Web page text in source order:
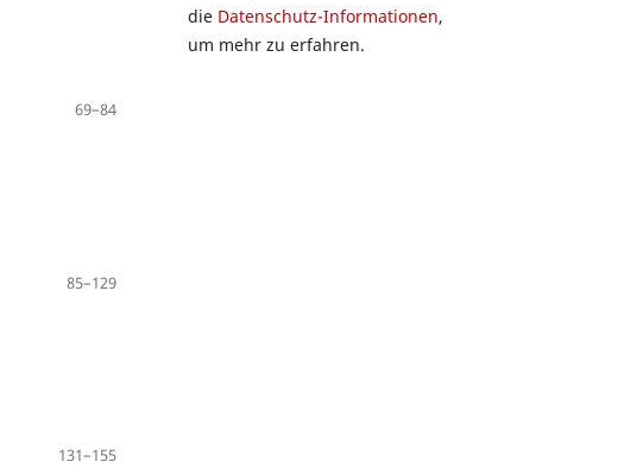
69–84
85–129
131–155
die Datenschutz-Informationen,
um mehr zu erfahren.